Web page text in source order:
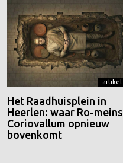
artikel
Het Raadhuisplein in
Heerlen: waar Ro-meins
Coriovallum opnieuw
bovenkomt